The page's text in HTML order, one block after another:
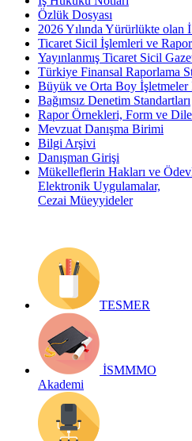
Özlük Dosyası
2026 Yılında Yürürlükte
Ticaret Sicil İşlemleri ve
Yayınlanmış Ticaret Sicil
Türkiye Finansal Raporlama
Büyük ve Orta Boy İşletmeler
Bağımsız Denetim Standartları
Rapor Örnekleri, Form ve
Mevzuat Danışma Birimi
Bilgi Arşivi
Danışman Girişi
Mükelleflerin Hakları ve
Elektronik Uygulamalar,
Cezai Müeyyideler
TESMER
İSMMMO
Akademi